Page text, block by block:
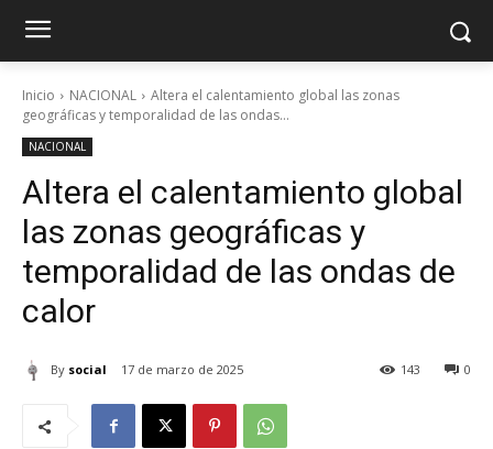
Inicio NACIONAL
Altera el calentamiento global las zonas
geográficas y temporalidad de las ondas...
NACIONAL
Altera el calentamiento global
las zonas geográficas y
temporalidad de las ondas de
calor
By social 17 de marzo de 2025 0
143